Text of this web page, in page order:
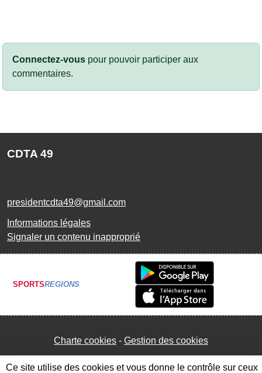
Connectez-vous pour pouvoir participer aux
commentaires.
CDTA 49
presidentcdta49@gmail.com
Informations légales
Signaler un contenu inapproprié
SPORTSREGIONS
Charte cookies Gestion des cookies
Ce site utilise des cookies et vous donne le contrôle sur ceux